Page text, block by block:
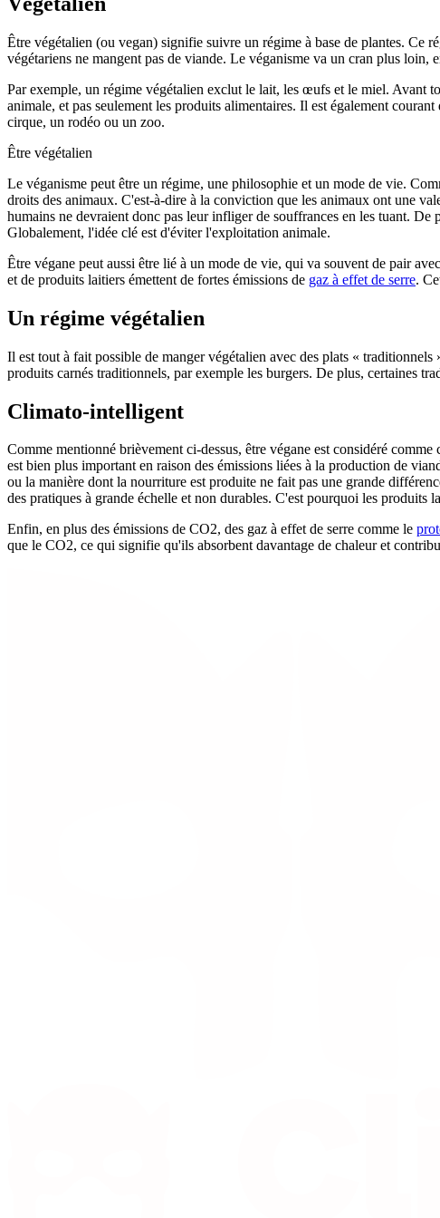
Être végétalien (ou vegan) signifie suivre un régime à base de plantes. Ce
végétariens ne mangent pas de viande. Le véganisme va un cran plus loin,
Par exemple, un régime végétalien exclut le lait, les œufs et le miel. Avant
animale, et pas seulement les produits alimentaires. Il est également
cirque, un rodéo ou un zoo.
Être végétalien
Le véganisme peut être un régime, une philosophie et un mode de vie.
droits des animaux. C'est-à-dire à la conviction que les animaux ont une
humains ne devraient donc pas leur infliger de souffrances en les tuant.
Globalement, l'idée clé est d'éviter l'exploitation animale.
Être végane peut aussi être lié à un mode de vie, qui va souvent de pair
et de produits laitiers émettent de fortes émissions de gaz à effet de serre.
Un régime végétalien
Il est tout à fait possible de manger végétalien avec des plats «
produits carnés traditionnels, par exemple les burgers. De plus, certaines
Climato-intelligent
Comme mentionné brièvement ci-dessus, être végane est considéré
est bien plus important en raison des émissions liées à la production de
ou la manière dont la nourriture est produite ne fait pas une grande
des pratiques à grande échelle et non durables. C'est pourquoi les
Enfin, en plus des émissions de CO2, des gaz à effet de serre comme le
que le CO2, ce qui signifie qu'ils absorbent davantage de chaleur et